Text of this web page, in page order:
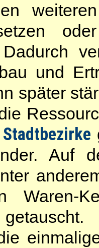
Dadurch
und
später
Stadtbezirke
Auf
Waren-